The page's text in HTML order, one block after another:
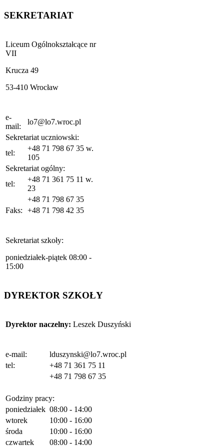
SEKRETARIAT
Liceum Ogólnokształcące nr
VII
Krucza 49
53-410 Wrocław
e-
mail:
lo7@lo7.wroc.pl
Sekretariat uczniowski:
tel:
+48 71 798 67 35 w.
105
Sekretariat ogólny:
tel:
+48 71 361 75 11 w.
23
+48 71 798 67 35
Faks:
+48 71 798 42 35
Sekretariat szkoły:
poniedziałek-piątek 08:00 -
15:00
DYREKTOR SZKOŁY
Dyrektor naczelny: Leszek Duszyński
e-mail:
lduszynski@lo7.wroc.pl
tel:
+48 71 361 75 11
+48 71 798 67 35
Godziny pracy:
poniedziałek 08:00 - 14:00
wtorek
10:00 - 16:00
środa
10:00 - 16:00
czwartek
08:00 - 14:00